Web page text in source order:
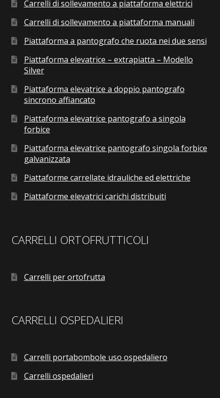
Carrelli di sollevamento a piattaforma elettrici
Carrelli di sollevamento a piattaforma manuali
Piattaforma a pantografo che ruota nei due sensi
Piattaforma elevatrice – extrapiatta – Modello
Silver
Piattaforma elevatrice a doppio pantografo
sincrono affiancato
Piattaforma elevatrice pantografo a singola
forbice
Piattaforma elevatrice pantografo singola forbice
galvanizzata
Piattaforme carrellate idrauliche ed elettriche
Piattaforme elevatrici carichi distribuiti
CARRELLI ORTOFRUTTICOLI
Carrelli per ortofrutta
CARRELLI OSPEDALIERI
Carrelli portabombole uso ospedaliero
Carrelli ospedalieri